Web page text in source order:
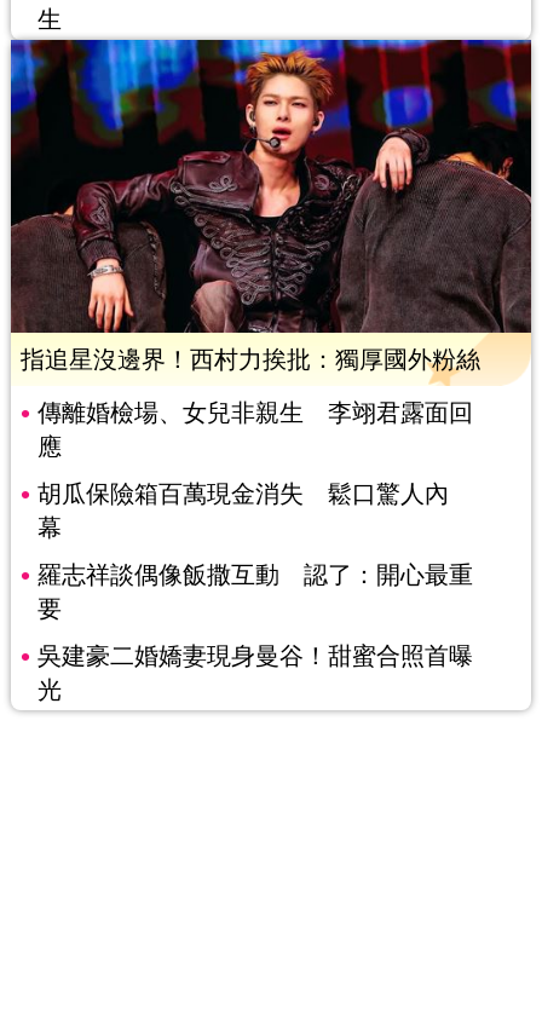
生
指追星沒邊界！西村力挨批：獨厚國外粉絲
傳離婚檢場、女兒非親生 李翊君露面回
應
胡瓜保險箱百萬現金消失 鬆口驚人內
幕
羅志祥談偶像飯撒互動 認了：開心最重
要
吳建豪二婚嬌妻現身曼谷！甜蜜合照首曝
光